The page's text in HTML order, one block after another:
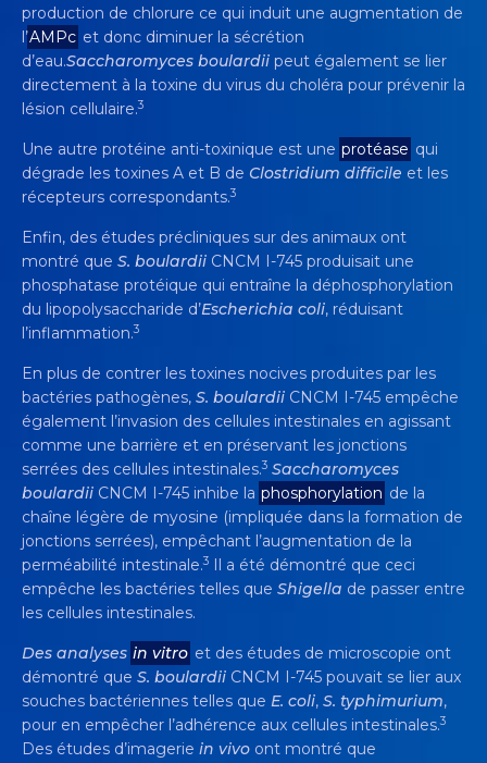
production de chlorure ce qui induit une augmentation de
l’AMPc et donc diminuer la sécrétion
d’eau.Saccharomyces boulardii peut également se lier
directement à la toxine du virus du choléra pour prévenir la
lésion cellulaire.3
Une autre protéine anti-toxinique est une protéase qui
dégrade les toxines A et B de Clostridium difficile et les
récepteurs correspondants.3
Enfin, des études précliniques sur des animaux ont
montré que S. boulardii CNCM I-745 produisait une
phosphatase protéique qui entraîne la déphosphorylation
du lipopolysaccharide d’Escherichia coli, réduisant
l’inflammation.3
En plus de contrer les toxines nocives produites par les
bactéries pathogènes, S. boulardii CNCM I-745 empêche
également l’invasion des cellules intestinales en agissant
comme une barrière et en préservant les jonctions
serrées des cellules intestinales.3 Saccharomyces
boulardii CNCM I-745 inhibe la phosphorylation de la
chaîne légère de myosine (impliquée dans la formation de
jonctions serrées), empêchant l’augmentation de la
perméabilité intestinale.3 Il a été démontré que ceci
empêche les bactéries telles que Shigella de passer entre
les cellules intestinales.
Des analyses in vitro et des études de microscopie ont
démontré que S. boulardii CNCM I-745 pouvait se lier aux
souches bactériennes telles que E. coli, S. typhimurium,
pour en empêcher l’adhérence aux cellules intestinales.3
Des études d’imagerie in vivo ont montré que